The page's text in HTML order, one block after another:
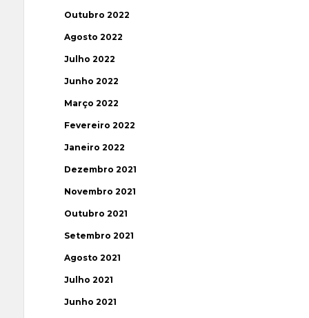
Outubro 2022
Agosto 2022
Julho 2022
Junho 2022
Março 2022
Fevereiro 2022
Janeiro 2022
Dezembro 2021
Novembro 2021
Outubro 2021
Setembro 2021
Agosto 2021
Julho 2021
Junho 2021